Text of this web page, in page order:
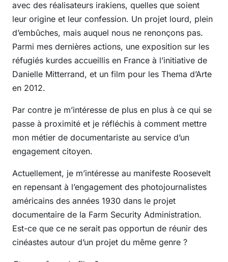
avec des réalisateurs irakiens, quelles que soient
leur origine et leur confession. Un projet lourd, plein
d’embûches, mais auquel nous ne renonçons pas.
Parmi mes dernières actions, une exposition sur les
réfugiés kurdes accueillis en France à l’initiative de
Danielle Mitterrand, et un film pour les Thema d’Arte
en 2012.
Par contre je m’intéresse de plus en plus à ce qui se
passe à proximité et je réfléchis à comment mettre
mon métier de documentariste au service d’un
engagement citoyen.
Actuellement, je m’intéresse au manifeste Roosevelt
en repensant à l’engagement des photojournalistes
américains des années 1930 dans le projet
documentaire de la Farm Security Administration.
Est-ce que ce ne serait pas opportun de réunir des
cinéastes autour d’un projet du même genre ?